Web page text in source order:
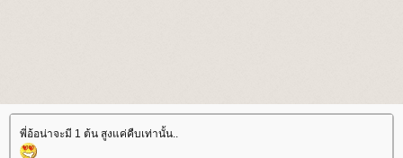
พี่อ้อน่าจะมี 1 ต้น สูงแค่คืบเท่านั้น..